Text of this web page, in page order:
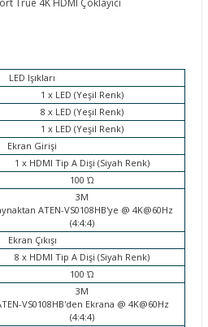
True 4K HDMI Çoklayıcı
LED Işıkları
1 x LED (Yeşil Renk)
8 x LED (Yeşil Renk)
1 x LED (Yeşil Renk)
Ekran Girişi
1 x HDMI Tip A Dişi (Siyah Renk)
100 Ώ
3M
ATEN-VS0108HB'ye @ 4K@60Hz
(4:4:4)
Ekran Çıkışı
8 x HDMI Tip A Dişi (Siyah Renk)
100 Ώ
3M
VS0108HB'den Ekrana @ 4K@60Hz
(4:4:4)